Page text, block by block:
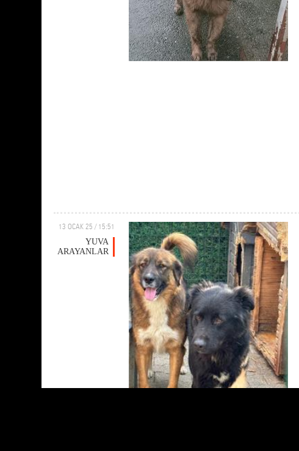
13 OCAK 25 / 15:51
YUVA
ARAYANLAR